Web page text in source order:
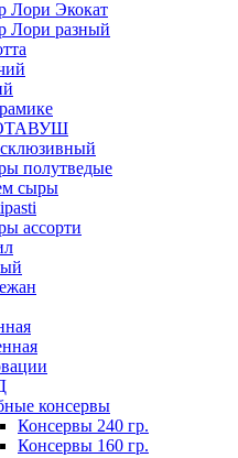
Лори Экокат
Лори разный
полутведые
сыры
ассорти
консервы
Консервы 240 гр.
Консервы 160 гр.